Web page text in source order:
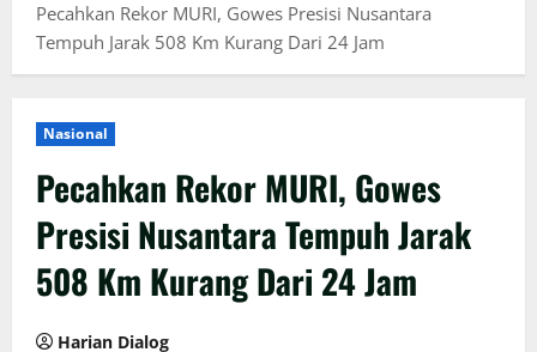
Pecahkan Rekor MURI, Gowes Presisi Nusantara
Tempuh Jarak 508 Km Kurang Dari 24 Jam
Nasional
Pecahkan Rekor MURI, Gowes
Presisi Nusantara Tempuh Jarak
508 Km Kurang Dari 24 Jam
Harian Dialog